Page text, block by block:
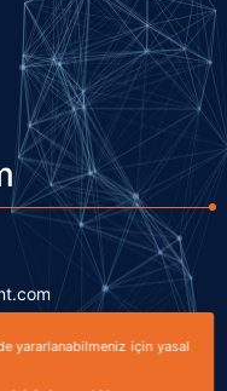
No: 7/2 (B Blok)
yararlanabilmeniz için yasal